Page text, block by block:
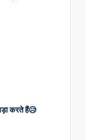
करते हैं😥